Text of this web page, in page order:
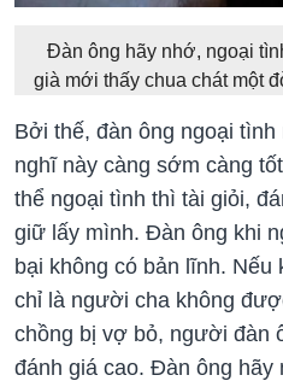
Đàn ông hãy nhớ, ngoại
già mới thấy chua chát một
Bởi thế, đàn ông ngoại
nghĩ này càng sớm càng
thể ngoại tình thì tài giỏi,
giữ lấy mình. Đàn ông khi
bại không có bản lĩnh. Nếu
chỉ là người cha không
chồng bị vợ bỏ, người đàn
đánh giá cao. Đàn ông